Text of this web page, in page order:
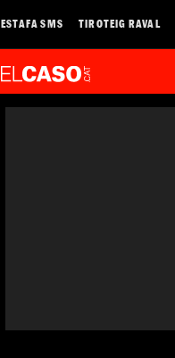
ESTAFA SMS TIROTEIG RAVAL